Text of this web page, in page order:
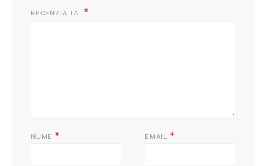
RECENZIA TA
NUME * EMAIL *